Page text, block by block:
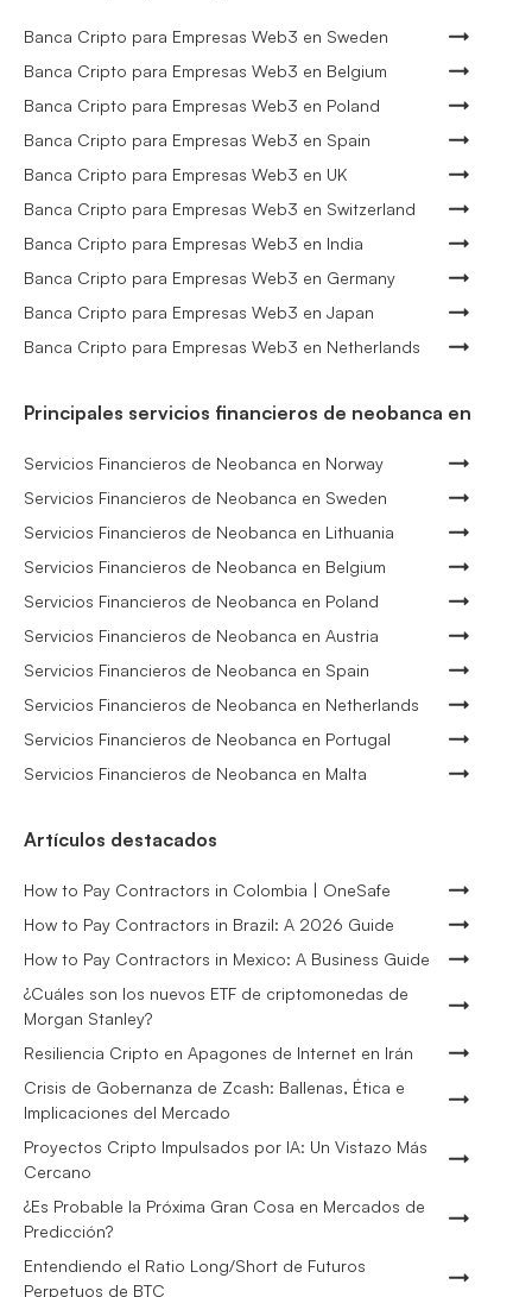
Banca Cripto para Empresas Web3 en Sweden
Banca Cripto para Empresas Web3 en Belgium
Banca Cripto para Empresas Web3 en Poland
Banca Cripto para Empresas Web3 en Spain
Banca Cripto para Empresas Web3 en UK
Banca Cripto para Empresas Web3 en Switzerland
Banca Cripto para Empresas Web3 en India
Banca Cripto para Empresas Web3 en Germany
Banca Cripto para Empresas Web3 en Japan
Banca Cripto para Empresas Web3 en Netherlands
Principales servicios financieros de neobanca en
Servicios Financieros de Neobanca en Norway
Servicios Financieros de Neobanca en Sweden
Servicios Financieros de Neobanca en Lithuania
Servicios Financieros de Neobanca en Belgium
Servicios Financieros de Neobanca en Poland
Servicios Financieros de Neobanca en Austria
Servicios Financieros de Neobanca en Spain
Servicios Financieros de Neobanca en Netherlands
Servicios Financieros de Neobanca en Portugal
Servicios Financieros de Neobanca en Malta
Artículos destacados
How to Pay Contractors in Colombia | OneSafe
How to Pay Contractors in Brazil: A 2026 Guide
How to Pay Contractors in Mexico: A Business Guide
¿Cuáles son los nuevos ETF de criptomonedas de
Morgan Stanley?
Resiliencia Cripto en Apagones de Internet en Irán
Crisis de Gobernanza de Zcash: Ballenas, Ética e
Implicaciones del Mercado
Proyectos Cripto Impulsados por IA: Un Vistazo Más
Cercano
¿Es Probable la Próxima Gran Cosa en Mercados de
Predicción?
Entendiendo el Ratio Long/Short de Futuros
Perpetuos de BTC